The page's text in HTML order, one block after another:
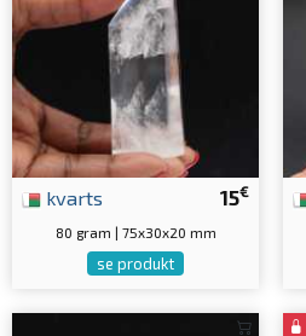
15€
kvarts
80 gram | 75x30x20 mm
se produkt